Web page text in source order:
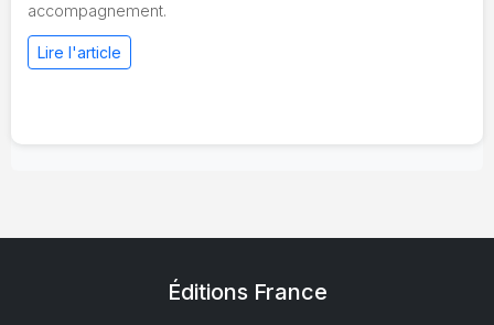
accompagnement.
Lire l'article
Éditions France